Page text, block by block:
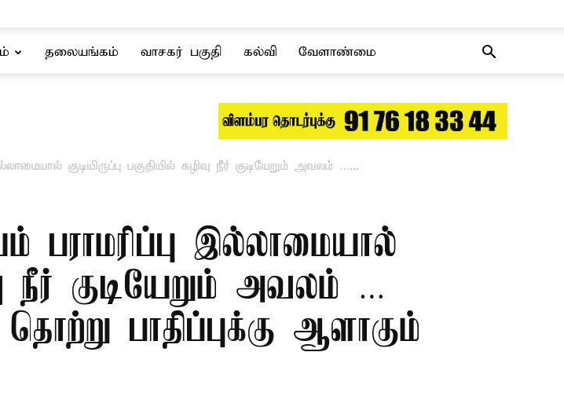
தலையங்கம் வாசகர் பகுதி கல்வி வேளாண்மை
குடியிருப்பு பகுதியில் கழிவு நீர் குடியேறும் அவலம் …...
பராமரிப்பு இல்லாமையால்
நீர் குடியேறும் அவலம் …
பாதிப்புக்கு ஆளாகும்